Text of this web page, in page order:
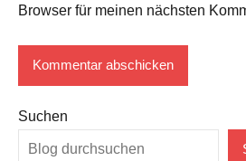
Browser für meinen nächsten
Suchen